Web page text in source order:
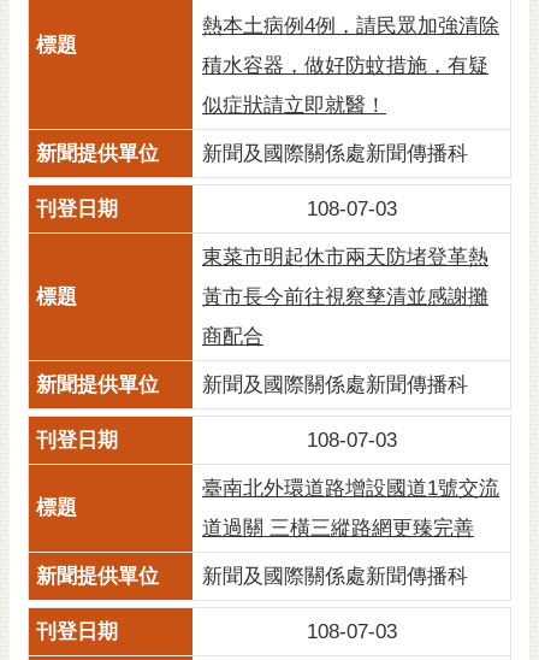
熱本土病例4例，請民眾加強清除
積水容器，做好防蚊措施，有疑
似症狀請立即就醫！
新聞及國際關係處新聞傳播科
108-07-03
東菜市明起休市兩天防堵登革熱
黃市長今前往視察孳清並感謝攤
商配合
新聞及國際關係處新聞傳播科
108-07-03
臺南北外環道路增設國道1號交流
道過關 三橫三縱路網更臻完善
新聞及國際關係處新聞傳播科
108-07-03